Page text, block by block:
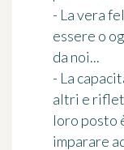
- La vera
essere o
da noi...
- La
altri e
loro posto
imparare